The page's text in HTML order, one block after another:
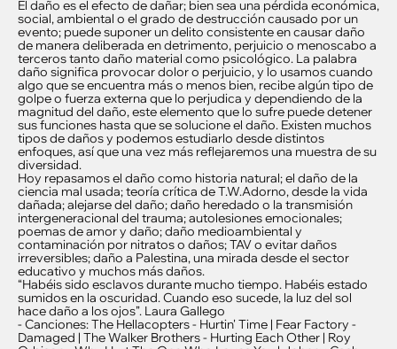
El daño es el efecto de dañar; bien sea una pérdida económica,
social, ambiental o el grado de destrucción causado por un
evento; puede suponer un delito consistente en causar daño
de manera deliberada en detrimento, perjuicio o menoscabo a
terceros tanto daño material como psicológico. La palabra
daño significa provocar dolor o perjuicio, y lo usamos cuando
algo que se encuentra más o menos bien, recibe algún tipo de
golpe o fuerza externa que lo perjudica y dependiendo de la
magnitud del daño, este elemento que lo sufre puede detener
sus funciones hasta que se solucione el daño. Existen muchos
tipos de daños y podemos estudiarlo desde distintos
enfoques, así que una vez más reflejaremos una muestra de su
diversidad.
Hoy repasamos el daño como historia natural; el daño de la
ciencia mal usada; teoría crítica de T.W.Adorno, desde la vida
dañada; alejarse del daño; daño heredado o la transmisión
intergeneracional del trauma; autolesiones emocionales;
poemas de amor y daño; daño medioambiental y
contaminación por nitratos o daños; TAV o evitar daños
irreversibles; daño a Palestina, una mirada desde el sector
educativo y muchos más daños.
“Habéis sido esclavos durante mucho tiempo. Habéis estado
sumidos en la oscuridad. Cuando eso sucede, la luz del sol
hace daño a los ojos”. Laura Gallego
- Canciones: The Hellacopters - Hurtin' Time | Fear Factory -
Damaged | The Walker Brothers - Hurting Each Other | Roy